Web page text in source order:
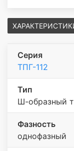
Серия
ТПГ-112
Тип
Ш-образный
Фазность
однофазный